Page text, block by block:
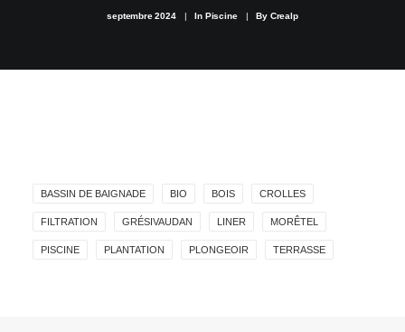
septembre 2024 | In Piscine | By Crealp
BASSIN DE BAIGNADE BIO BOIS CROLLES
FILTRATION GRÉSIVAUDAN LINER MORÊTEL
PISCINE PLANTATION PLONGEOIR TERRASSE